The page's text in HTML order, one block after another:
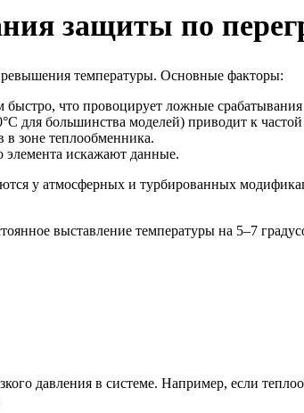
защиты по
температуры. Основные факторы:
что провоцирует ложные срабатывания
для большинства моделей) приводит к частой
зоне теплообменника.
элемента искажают данные.
у атмосферных и турбированных
выставление температуры на 5–7
давления в системе. Например, если